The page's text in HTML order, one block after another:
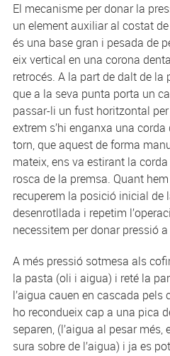
El mecanisme per donar la
un element auxiliar al costat
és una base gran i pesada de
eix vertical en una corona
retrocés. A la part de dalt de
que a la seva punta porta un
passar-li un fust horitzontal
extrem s’hi enganxa una
torn, que aquest de forma
mateix, ens va estirant la
rosca de la premsa. Quant
recuperem la posició inicial de
desenrotllada i repetim
necessitem per donar pressió
A més pressió sotmesa als
la pasta (oli i aigua) i reté la
l’aigua cauen en cascada
ho recondueix cap a una pica
separen, (l’aigua al pesar
sura sobre de l’aigua) i ja es